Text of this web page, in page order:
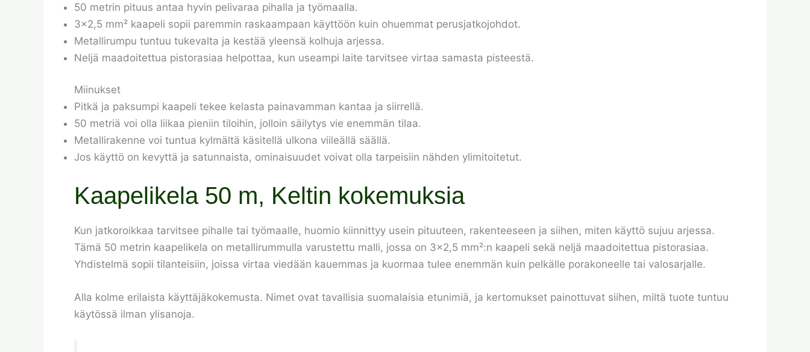
50 metrin pituus antaa hyvin pelivaraa pihalla ja työmaalla.
3×2,5 mm² kaapeli sopii paremmin raskaampaan käyttöön kuin ohuemmat perusjatkojohdot.
Metallirumpu tuntuu tukevalta ja kestää yleensä kolhuja arjessa.
Neljä maadoitettua pistorasiaa helpottaa, kun useampi laite tarvitsee virtaa samasta pisteestä.
Miinukset
Pitkä ja paksumpi kaapeli tekee kelasta painavamman kantaa ja siirrellä.
50 metriä voi olla liikaa pieniin tiloihin, jolloin säilytys vie enemmän tilaa.
Metallirakenne voi tuntua kylmältä käsitellä ulkona viileällä säällä.
Jos käyttö on kevyttä ja satunnaista, ominaisuudet voivat olla tarpeisiin nähden ylimitoitetut.
Kaapelikela 50 m, Keltin kokemuksia
Kun jatkoroikkaa tarvitsee pihalle tai työmaalle, huomio kiinnittyy usein pituuteen, rakenteeseen ja siihen, miten käyttö sujuu arjessa.
Tämä 50 metrin kaapelikela on metallirummulla varustettu malli, jossa on 3×2,5 mm²:n kaapeli sekä neljä maadoitettua pistorasiaa.
Yhdistelmä sopii tilanteisiin, joissa virtaa viedään kauemmas ja kuormaa tulee enemmän kuin pelkälle porakoneelle tai valosarjalle.
Alla kolme erilaista käyttäjäkokemusta. Nimet ovat tavallisia suomalaisia etunimiä, ja kertomukset painottuvat siihen, miltä tuote tuntuu
käytössä ilman ylisanoja.